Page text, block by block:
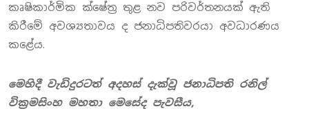
කෘෂිකාර්මික ක්ෂේත්‍ර තුළ නව පරිවර්තනයක් ඇති
කිරීමේ අවශ්‍යතාවය ද ජනාධිපතිවරයා අවධාරණය
කළේය.
මෙහිදී වැඩිදුරටත් අදහස් දැක්වූ ජනාධිපති රනිල්
වික්‍රමසිංහ මහතා මෙසේද පැවසීය,